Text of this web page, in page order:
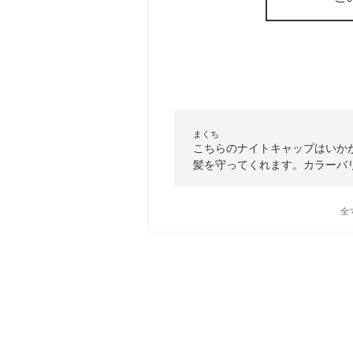
まくち
こちらのナイトキャップはい
髪を守ってくれます。カラー
全